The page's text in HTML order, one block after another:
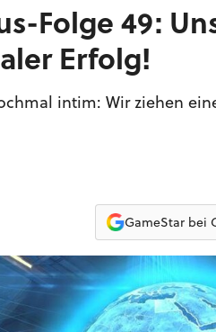
Folge 49:
Erfolg!
intim: Wir ziehen
GameStar bei